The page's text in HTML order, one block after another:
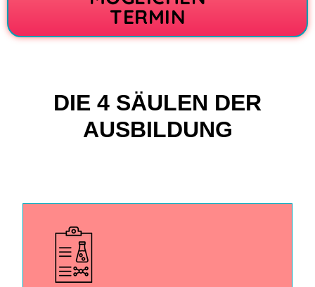
TERMIN
DIE 4 SÄULEN DER
AUSBILDUNG